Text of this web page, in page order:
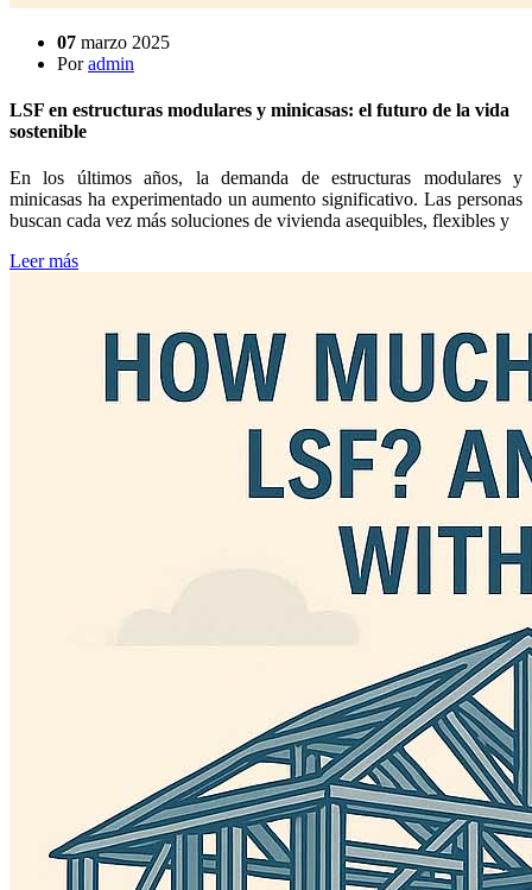
07 marzo 2025
Poradmin
LSF en estructuras modulares y minicasas: el futuro de la vida
sostenible
En los últimos años, la demanda de estructuras modulares y
minicasas ha experimentado un aumento significativo. Las personas
buscan cada vez más soluciones de vivienda asequibles, flexibles y
Leer más